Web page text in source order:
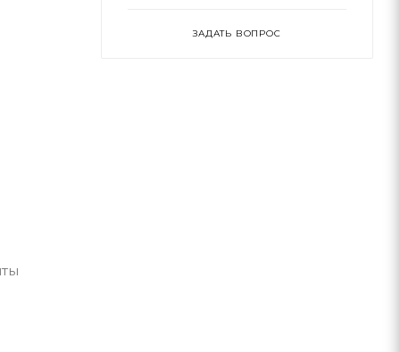
ЗАДАТЬ ВОПРОС